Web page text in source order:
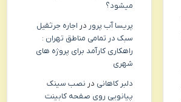
میشود؟
پریسا آب پرور در اجاره جرثقیل
سبک در تمامی مناطق تهران :
راهکاری کارآمد برای پروژه های
شهری
دلبر کاهانی در نصب سینک
پیانویی روی صفحه کابینت